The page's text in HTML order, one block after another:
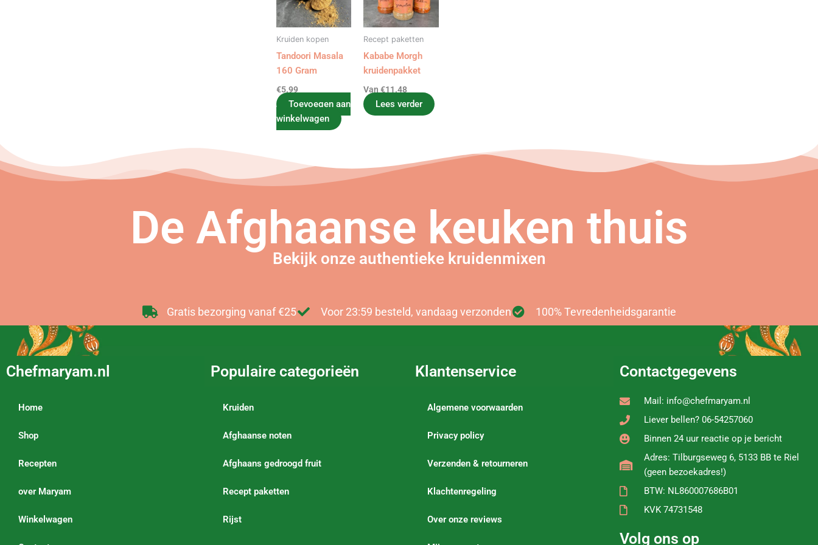
Kruiden kopen
Tandoori Masala
160 Gram
€5.99
Toevoegen aan
winkelwagen
Recept paketten
Kababe Morgh
kruidenpakket
Van€11.48
Lees verder
De Afghaanse keuken thuis
Bekijk onze authentieke kruidenmixen
Gratis bezorging vanaf €25 Voor 23:59 besteld, vandaag verzonden 100% Tevredenheidsgarantie
Chefmaryam.nl
Home
Shop
Recepten
over Maryam
Winkelwagen
Populaire categorieën
Kruiden
Afghaanse noten
Afghaans gedroogd fruit
Recept paketten
Rijst
Klantenservice
Algemene voorwaarden
Privacy policy
Verzenden & retourneren
Klachtenregeling
Over onze reviews
Contactgegevens
Mail: info@chefmaryam.nl
Liever bellen? 06-54257060
Binnen 24 uur reactie op je bericht
Adres: Tilburgseweg 6, 5133 BB te Riel
(geen bezoekadres!)
BTW: NL860007686B01
KVK 74731548
Volg ons op